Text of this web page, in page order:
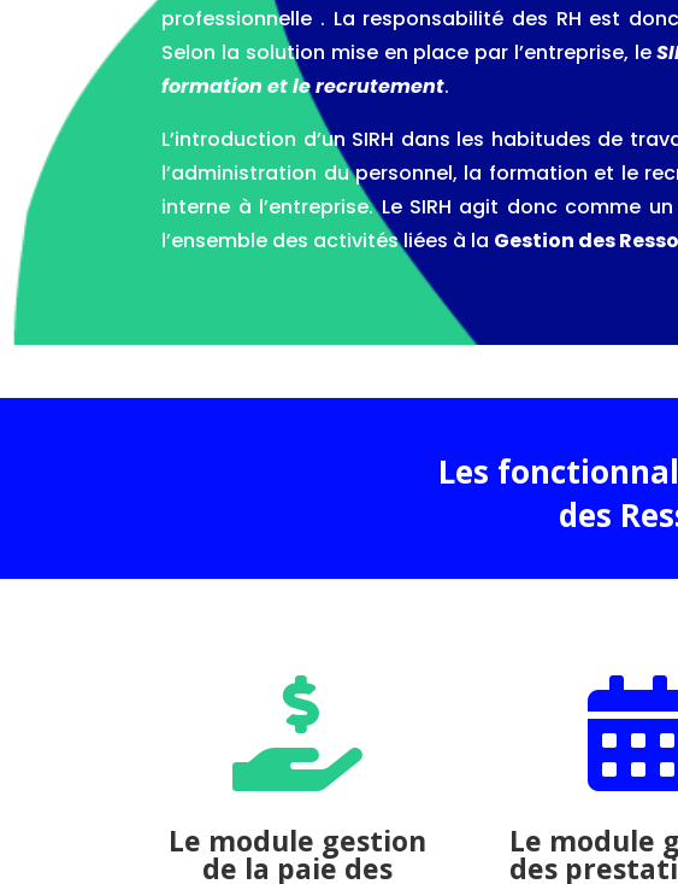
professionnelle . La responsabilité des RH est
Selon la solution mise en place par l’entreprise, le
formation et le recrutement.
L’introduction d’un SIRH dans les habitudes de
l’administration du personnel, la formation et le
interne à l’entreprise. Le SIRH agit donc comme
l’ensemble des activités liées à la Gestion des
Les
des

Le module gestion
de la paie des
Le module
des